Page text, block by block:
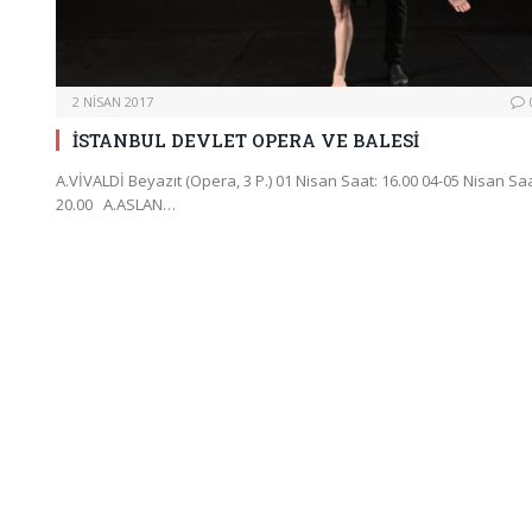
2 NISAN 2017
İSTANBUL DEVLET OPERA VE BALESİ
A.VİVALDİ Beyazıt (Opera, 3 P.) 01 Nisan Saat: 16.00 04-05 Nisan
20.00 A.ASLAN…